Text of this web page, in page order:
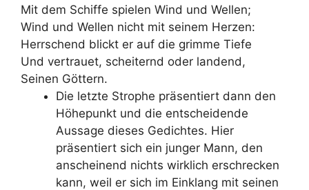
Mit dem Schiffe spielen Wind und Wellen;
Wind und Wellen nicht mit seinem Herzen:
Herrschend blickt er auf die grimme Tiefe
Und vertrauet, scheiternd oder landend,
Seinen Göttern.
Die letzte Strophe präsentiert dann den
Höhepunkt und die entscheidende
Aussage dieses Gedichtes. Hier
präsentiert sich ein junger Mann, den
anscheinend nichts wirklich erschrecken
kann, weil er sich im Einklang mit seinen